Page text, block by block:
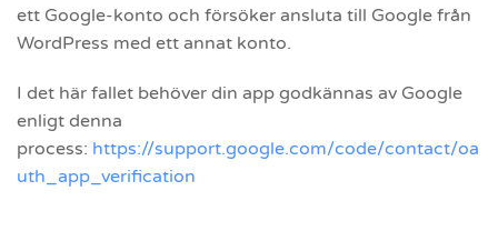
ett Google-konto och försöker ansluta till Google från
WordPress med ett annat konto.
I det här fallet behöver din app godkännas av Google
enligt denna
process: https://support.google.com/code/contact/oa
uth_app_verification